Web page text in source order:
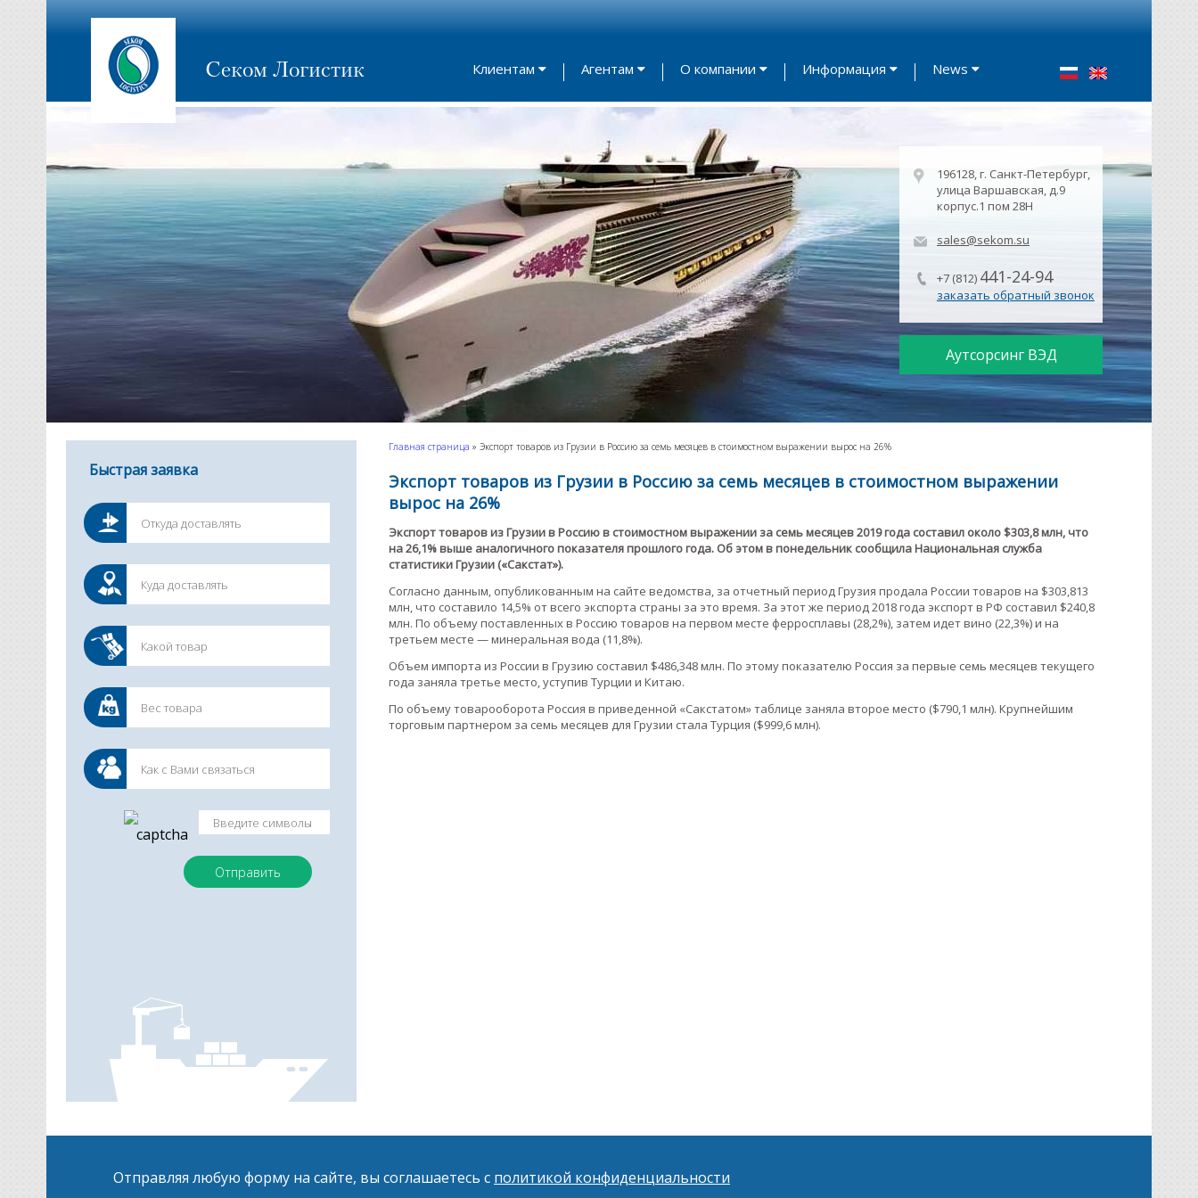
Секом Логистик Клиентам Агентам О компании Информация News
196128, г. Санкт-Петербург,
улица Варшавская, д.9
корпус.1 пом 28Н
sales@sekom.su
+7 (812) 441-24-94
заказать обратный звонок
Аутсорсинг ВЭД
Быстрая заявка
Главная страница » Экспорт товаров из Грузии в Россию за семь месяцев в стоимостном выражении вырос на 26%
Экспорт товаров из Грузии в Россию за семь месяцев в стоимостном выражении
вырос на 26%
Экспорт товаров из Грузии в Россию в стоимостном выражении за семь месяцев 2019 года составил около $303,8 млн, что
на 26,1% выше аналогичного показателя прошлого года. Об этом в понедельник сообщила Национальная служба
статистики Грузии («Сакстат»).
Согласно данным, опубликованным на сайте ведомства, за отчетный период Грузия продала России товаров на $303,813
млн, что составило 14,5% от всего экспорта страны за это время. За этот же период 2018 года экспорт в РФ составил $240,8
млн. По объему поставленных в Россию товаров на первом месте ферросплавы (28,2%), затем идет вино (22,3%) и на
третьем месте — минеральная вода (11,8%).
Объем импорта из России в Грузию составил $486,348 млн. По этому показателю Россия за первые семь месяцев текущего
года заняла третье место, уступив Турции и Китаю.
По объему товарооборота Россия в приведенной «Сакстатом» таблице заняла второе место ($790,1 млн). Крупнейшим
торговым партнером за семь месяцев для Грузии стала Турция ($999,6 млн).
Отправляя любую форму на сайте, вы соглашаетесь с политикой конфиденциальности